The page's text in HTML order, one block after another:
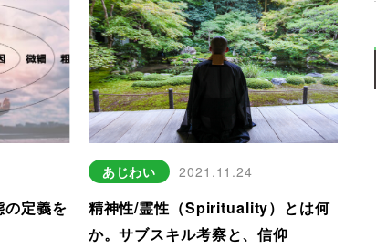
の定義を
あじわい 2021.11.24
精神性/霊性（Spirituality）とは何
か。サブスキル考察と、信仰